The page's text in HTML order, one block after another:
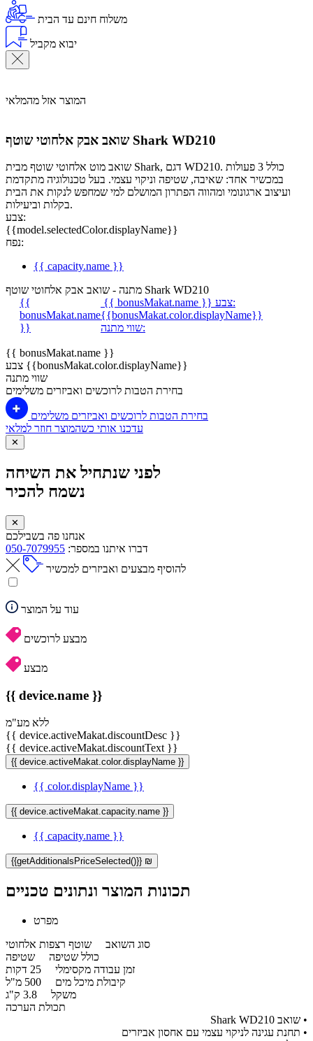
משלוח חינם עד הבית
יבוא מקביל
המוצר אזל מהמלאי
שואב אבק אלחוטי שוטף Shark WD210
שואב מוט אלחוטי שוטף מבית Shark, דגם WD210. כולל 3 פעולות
במכשיר אחד: שאיבה, שטיפה וניקוי עצמי. בעל טכנולוגיה מתקדמת
ועיצוב ארגונומי ומהווה הפתרון המושלם למי שמחפש לנקות את הבית
בקלות וביעילות.
צבע:
{{model.selectedColor.displayName}}
נפח:
{{ capacity.name }}
מתנה - שואב אבק אלחוטי שוטף Shark WD210
{{
bonusMakat.name
}}
{{ bonusMakat.name }}
צבע:
{{bonusMakat.color.displayName}}
שווי מתנה:
{{ bonusMakat.name }}
צבע {{bonusMakat.color.displayName}}
שווי מתנה
בחירת הטבות לרוכשים ואביזרים משלימים
בחירת הטבות לרוכשים ואביזרים משלימים
עדכנו אותי כשהמוצר חוזר למלאי
✕
לפני שנתחיל את השיחה
נשמח להכיר
✕
אנחנו פה בשבילכם
דברו איתנו במספר: 050-7079955
להוסיף מבצעים ואביזרים למכשיר
עוד על המוצר
מבצע לרוכשים
מבצע
{{ device.name }}
ללא מע"מ
{{ device.activeMakat.discountDesc }}
{{ device.activeMakat.discountText }}
{{ device.activeMakat.color.displayName }}
{{ color.displayName }}
{{ device.activeMakat.capacity.name }}
{{ capacity.name }}
{{getAdditionalsPriceSelected()}} ₪
תכונות המוצר ונתונים טכניים
מפרט
סוג השואב שוטף רצפות אלחוטי
כולל שטיפה שטיפה
זמן עבודה מקסימלי
קיבולת מיכל מים
משקל
תכולת הערכה
• שואב Shark WD210
• תחנת עגינה לניקוי עצמי עם אחסון אביזרים